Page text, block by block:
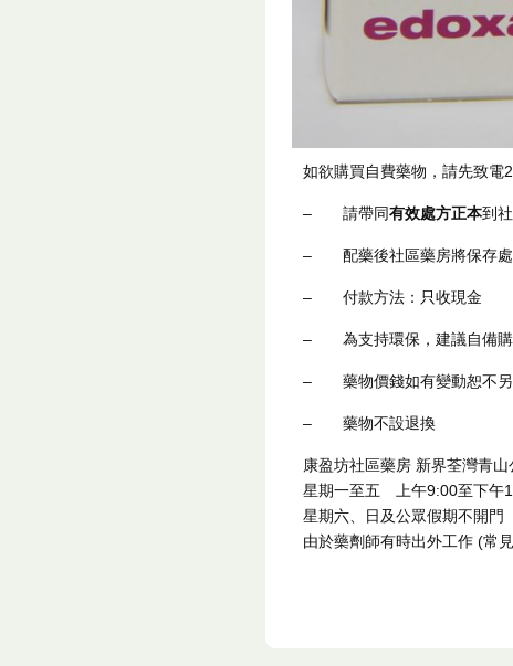
如欲購買自費藥物，請先致電
– 請帶同有效處方正本到
– 配藥後社區藥房將保存
– 付款方法：只收現金
– 為支持環保，建議自備
– 藥物價錢如有變動恕不
– 藥物不設退換
康盈坊社區藥房 新界荃灣青
星期一至五 上午9:00至下午
星期六、日及公眾假期不開門
由於藥劑師有時出外工作 (常